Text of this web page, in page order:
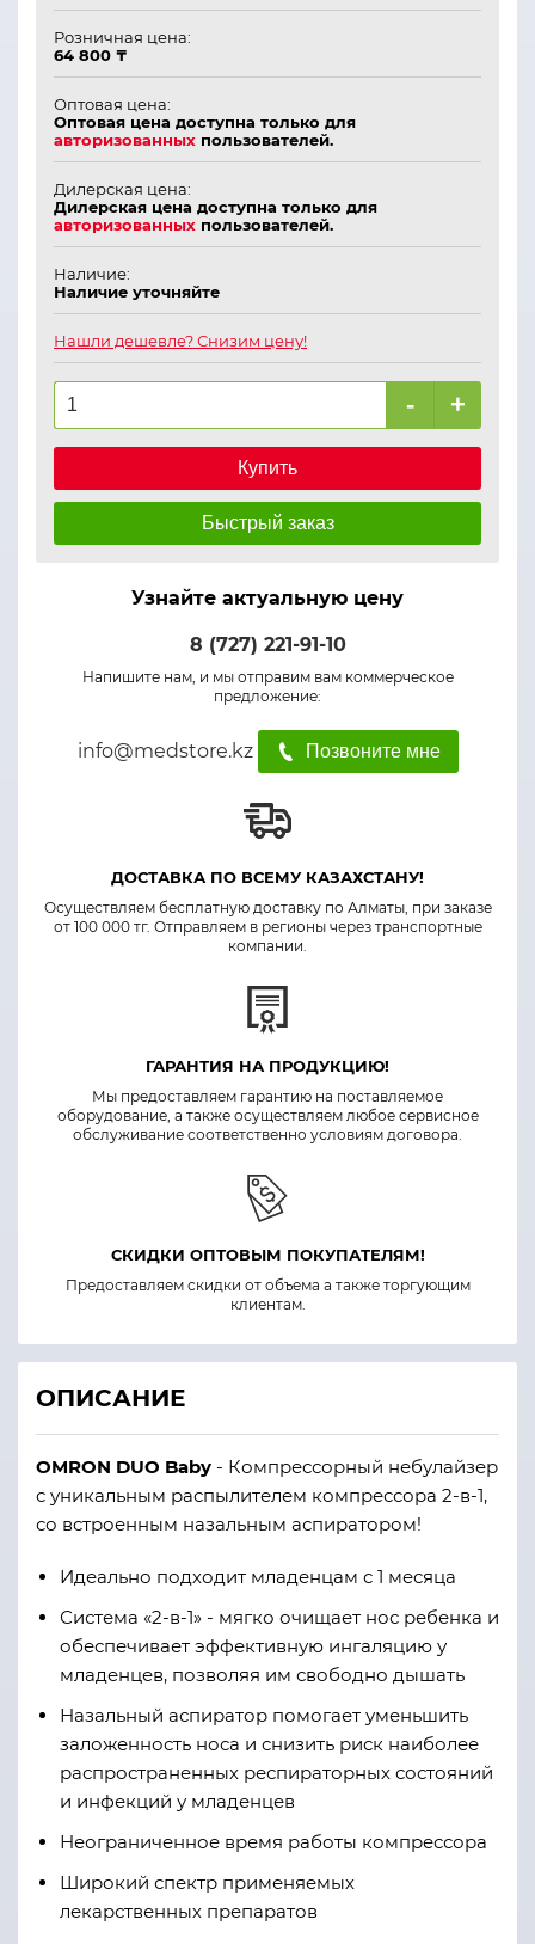
Розничная цена:
64 800 ₸
Оптовая цена:
Оптовая цена доступна только для
авторизованных пользователей.
Дилерская цена:
Дилерская цена доступна только для
авторизованных пользователей.
Наличие:
Наличие уточняйте
Нашли дешевле? Снизим цену!
- +
Купить
Быстрый заказ
Узнайте актуальную цену
8 (727) 221-91-10
Напишите нам, и мы отправим вам коммерческое
предложение:
info@medstore.kz Позвоните мне
ДОСТАВКА ПО ВСЕМУ КАЗАХСТАНУ!
Осуществляем бесплатную доставку по Алматы, при заказе
от 100 000 тг. Отправляем в регионы через транспортные
компании.
ГАРАНТИЯ НА ПРОДУКЦИЮ!
Мы предоставляем гарантию на поставляемое
оборудование, а также осуществляем любое сервисное
обслуживание соответственно условиям договора.
СКИДКИ ОПТОВЫМ ПОКУПАТЕЛЯМ!
Предоставляем скидки от объема а также торгующим
клиентам.
ОПИСАНИЕ
OMRON DUO Baby - Компрессорный небулайзер
с уникальным распылителем компрессора 2-в-1,
со встроенным назальным аспиратором!
Идеально подходит младенцам с 1 месяца
Система «2-в-1» - мягко очищает нос ребенка и
обеспечивает эффективную ингаляцию у
младенцев, позволяя им свободно дышать
Назальный аспиратор помогает уменьшить
заложенность носа и снизить риск наиболее
распространенных респираторных состояний
и инфекций у младенцев
Неограниченное время работы компрессора
Широкий спектр применяемых
лекарственных препаратов